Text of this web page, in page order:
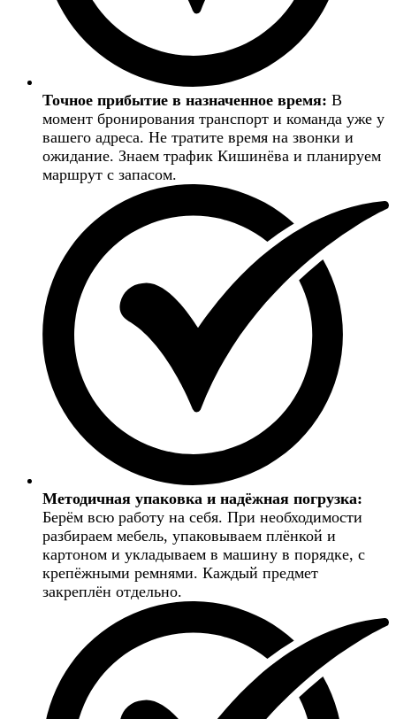
Точное прибытие в назначенное время: В
момент бронирования транспорт и команда уже у
вашего адреса. Не тратите время на звонки и
ожидание. Знаем трафик Кишинёва и планируем
маршрут с запасом.
Методичная упаковка и надёжная погрузка:
Берём всю работу на себя. При необходимости
разбираем мебель, упаковываем плёнкой и
картоном и укладываем в машину в порядке, с
крепёжными ремнями. Каждый предмет
закреплён отдельно.